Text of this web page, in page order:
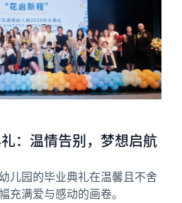
：温情告别，梦想启航
儿园的毕业典礼在温馨且不舍
充满爱与感动的画卷。